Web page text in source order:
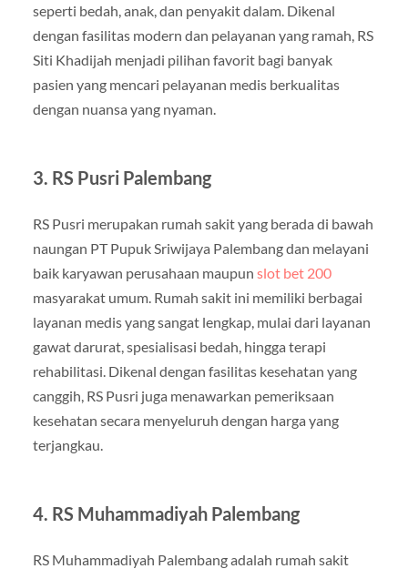
seperti bedah, anak, dan penyakit dalam. Dikenal
dengan fasilitas modern dan pelayanan yang ramah, RS
Siti Khadijah menjadi pilihan favorit bagi banyak
pasien yang mencari pelayanan medis berkualitas
dengan nuansa yang nyaman.
3. RS Pusri Palembang
RS Pusri merupakan rumah sakit yang berada di bawah
naungan PT Pupuk Sriwijaya Palembang dan melayani
baik karyawan perusahaan maupun slot bet 200
masyarakat umum. Rumah sakit ini memiliki berbagai
layanan medis yang sangat lengkap, mulai dari layanan
gawat darurat, spesialisasi bedah, hingga terapi
rehabilitasi. Dikenal dengan fasilitas kesehatan yang
canggih, RS Pusri juga menawarkan pemeriksaan
kesehatan secara menyeluruh dengan harga yang
terjangkau.
4. RS Muhammadiyah Palembang
RS Muhammadiyah Palembang adalah rumah sakit